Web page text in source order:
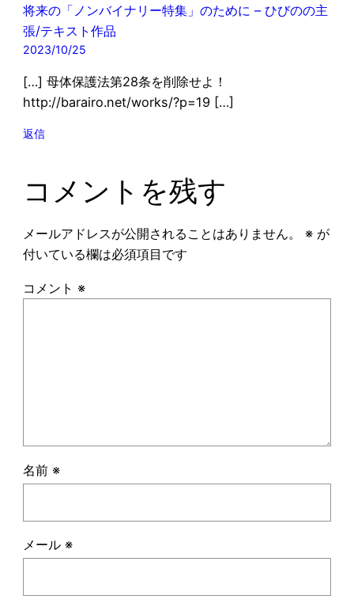
将来の「ノンバイナリー特集」のために – ひびのの主
張/テキスト作品
2023/10/25
[…] 母体保護法第28条を削除せよ！
http://barairo.net/works/?p=19 […]
返信
コメントを残す
メールアドレスが公開されることはありません。 ※が
付いている欄は必須項目です
コメント ※
名前 ※
メール ※